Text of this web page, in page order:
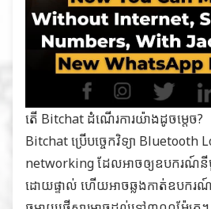
តើ Bitchat ដំណើរការយ៉ាងដូចម្តេច?
Bitchat ប្រើបច្ចេកវិទ្យា Bluetooth
networking ដែលអាចឲ្យឧបករណ៍នីមួ
ដោយផ្ទាល់ ហើយអាចឆ្លងកាត់ឧបករណ៍ជ